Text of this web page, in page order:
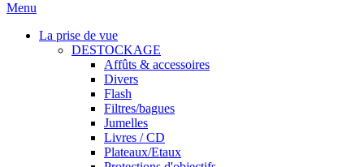
Menu
La prise de vue
DESTOCKAGE
Affûts & accessoires
Divers
Flash
Filtres/bagues
Jumelles
Livres / CD
Plateaux/Etaux